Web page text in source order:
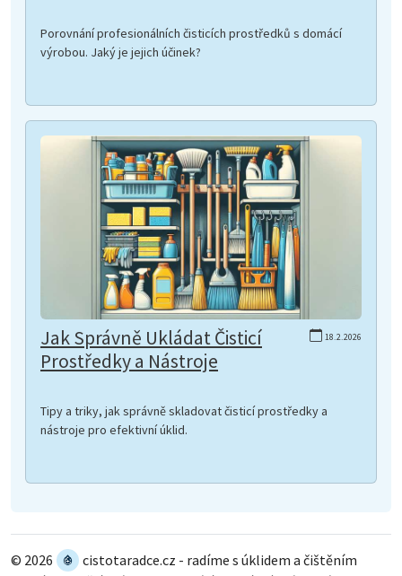
Porovnání profesionálních čisticích prostředků s domácí
výrobou. Jaký je jejich účinek?
18.2.2026
Jak Správně Ukládat Čisticí
Prostředky a Nástroje
Tipy a triky, jak správně skladovat čisticí prostředky a
nástroje pro efektivní úklid.
© 2026 cistotaradce.cz - radíme s úklidem a čištěním